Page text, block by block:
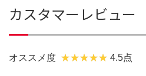
カスタマーレビュー
オススメ度 4.5点